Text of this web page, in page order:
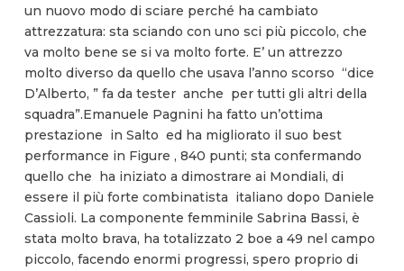
un nuovo modo di sciare perché ha cambiato
attrezzatura: sta sciando con uno sci più piccolo, che
va molto bene se si va molto forte. E’ un attrezzo
molto diverso da quello che usava l’anno scorso “dice
D’Alberto, ” fa da tester anche per tutti gli altri della
squadra”.Emanuele Pagnini ha fatto un’ottima
prestazione in Salto ed ha migliorato il suo best
performance in Figure , 840 punti; sta confermando
quello che ha iniziato a dimostrare ai Mondiali, di
essere il più forte combinatista italiano dopo Daniele
Cassioli. La componente femminile Sabrina Bassi, è
stata molto brava, ha totalizzato 2 boe a 49 nel campo
piccolo, facendo enormi progressi, spero proprio di